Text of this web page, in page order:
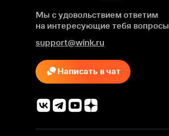
Мы с удовольствием ответим
на интересующие тебя вопросы
support@wink.ru
Написать в чат